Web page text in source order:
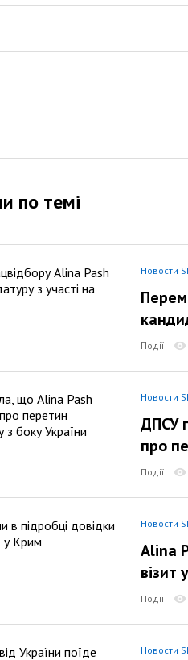
по темi
Новости
Події
Новости
ДПСУ
про
Події
Новости
Alina
візит
Події
Новости